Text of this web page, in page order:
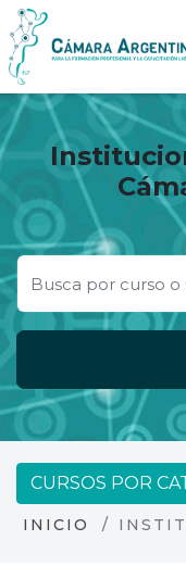
CURSOS POR
INICIO